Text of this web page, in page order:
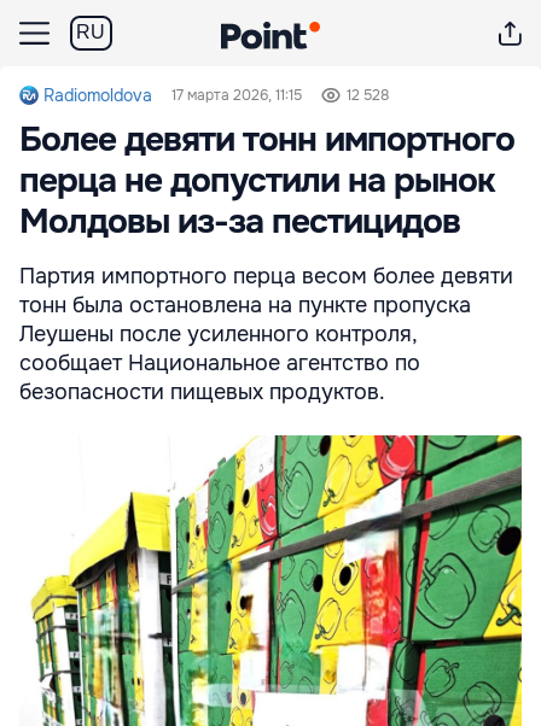
RU
Radiomoldova 17 марта 2026, 11:15 12 528
Более девяти тонн импортного
перца не допустили на рынок
Молдовы из-за пестицидов
Партия импортного перца весом более девяти
тонн была остановлена на пункте пропуска
Леушены после усиленного контроля,
сообщает Национальное агентство по
безопасности пищевых продуктов.